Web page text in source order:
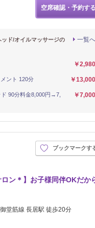
空席確認・予約する
一覧へ
ド/オイルマッサージの
￥2,980
ント 120分 ￥13,000
ド 90分料金8,000円→7,
￥7,000
ブックマークす
ン＊】お子様同伴OKだか
堂筋線 長居駅 徒歩20分